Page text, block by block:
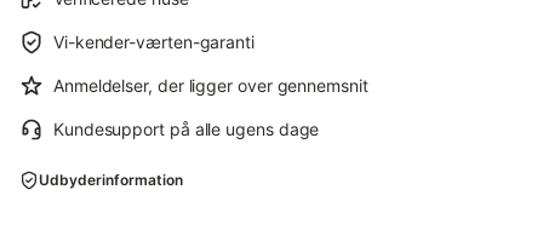
Vi-kender-værten-garanti
Anmeldelser, der ligger over gennemsnit
Kundesupport på alle ugens dage
Udbyderinformation